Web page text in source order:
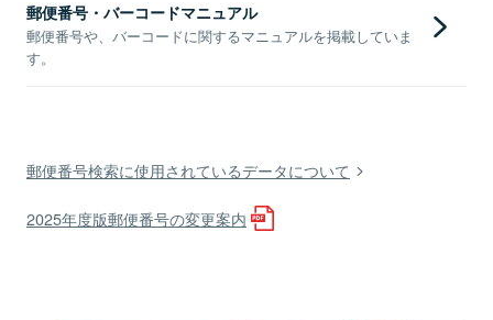
郵便番号・バーコードマニュアル
郵便番号や、バーコードに関するマニュアルを掲載していま
す。
郵便番号検索に使用されているデータについて
2025年度版郵便番号の変更案内